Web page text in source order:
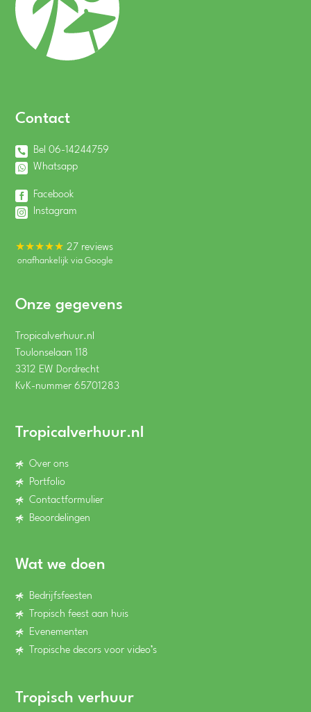
Contact
Bel 06-14244759
Whatsapp
Facebook
Instagram
★★★★★ 27 reviews
onafhankelijk via Google
Onze gegevens
Tropicalverhuur.nl
Toulonselaan 118
3312 EW Dordrecht
KvK-nummer 65701283
Tropicalverhuur.nl
Over ons
Portfolio
Contactformulier
Beoordelingen
Wat we doen
Bedrijfsfeesten
Tropisch feest aan huis
Evenementen
Tropische decors voor video’s
Tropisch verhuur